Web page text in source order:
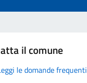
il comune
le domande frequenti